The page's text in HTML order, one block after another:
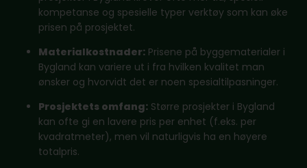
kompetanse og spesielle typer verktøy som kan øke
prisen på prosjektet.
Materialkostnader: Prisene på byggematerialer i
Bygland kan variere ut i fra hvilken kvalitet man
ønsker og hvorvidt det er noen spesialtilpasninger.
Prosjektets omfang: Større prosjekter i Bygland
kan ofte gi en lavere pris per enhet (f.eks. per
kvadratmeter), men vil naturligvis ha en høyere
totalpris.